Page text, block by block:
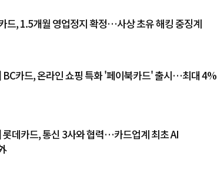
드, 1.5개월 영업정지 확정…사상 초유 해킹 중징계
BC카드, 온라인 쇼핑 특화 '페이북카드' 출시…최대 4%
데카드, 통신 3사와 협력…카드업계 최초 AI